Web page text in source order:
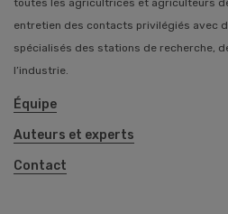
toutes les agricultrices et agriculteurs
entretien des contacts privilégiés avec
spécialisés des stations de recherche,
l’industrie.
Équipe
Auteurs et experts
Contact